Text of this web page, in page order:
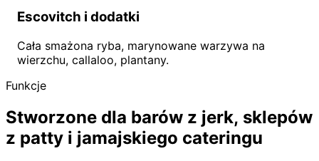
Escovitch i dodatki
Cała smażona ryba, marynowane warzywa na
wierzchu, callaloo, plantany.
Funkcje
Stworzone dla barów z jerk, sklepów
z patty i jamajskiego cateringu